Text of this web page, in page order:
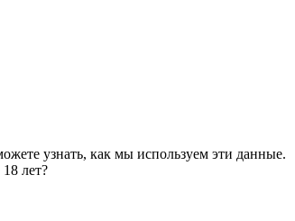
узнать, как мы используем эти данные.
лет?